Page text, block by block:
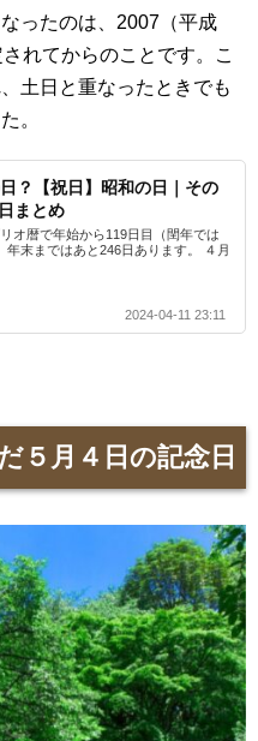
ったのは、2007（平成
れてからのことです。こ
土日と重なったときでも
。
？【祝日】昭和の日｜その
まとめ
オ暦で年始から119日目（閏年では
年末まではあと246日あります。 ４月
2024-04-11 23:11
５月４日の記念日